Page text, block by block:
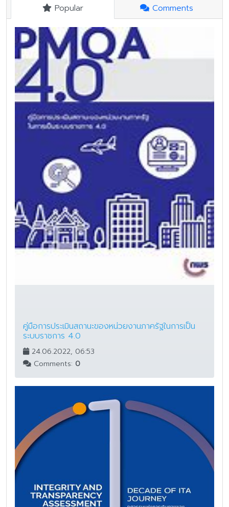
Popular Comments
คู่มือการประเมินสถานะของหน่วยงานภาครัฐในการเป็น
ระบบราชการ 4.0
24.06.2022, 06:53
Comments: 0